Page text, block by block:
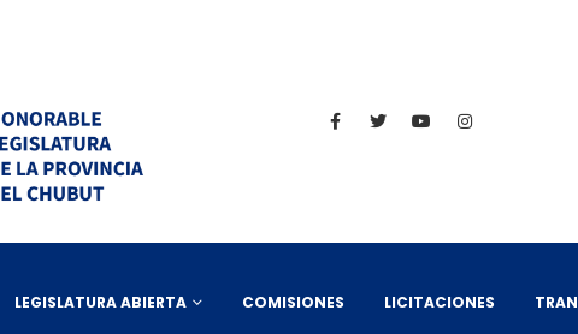
LEGISLATURA ABIERTA COMISIONES LICITACIONES